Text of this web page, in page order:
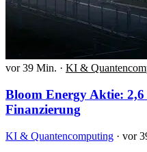
vor 39 Min. · KI &
Bloom Energy Aktie:
Finanzierung
KI & Quantencomputing · vor